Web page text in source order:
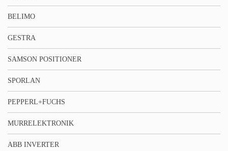
BELIMO
GESTRA
SAMSON POSITIONER
SPORLAN
PEPPERL+FUCHS
MURRELEKTRONIK
ABB INVERTER